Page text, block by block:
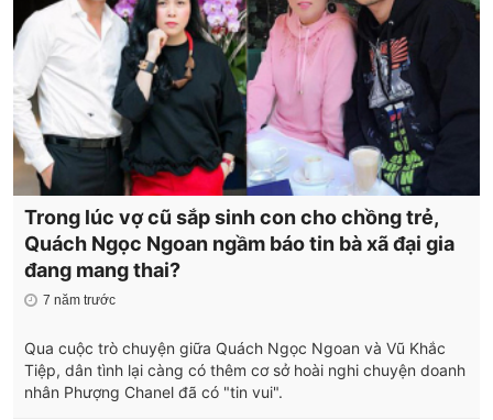
Trong lúc vợ cũ sắp sinh con cho chồng trẻ,
Quách Ngọc Ngoan ngầm báo tin bà xã đại gia
đang mang thai?
7 năm trước
Qua cuộc trò chuyện giữa Quách Ngọc Ngoan và Vũ Khắc
Tiệp, dân tình lại càng có thêm cơ sở hoài nghi chuyện doanh
nhân Phượng Chanel đã có "tin vui".